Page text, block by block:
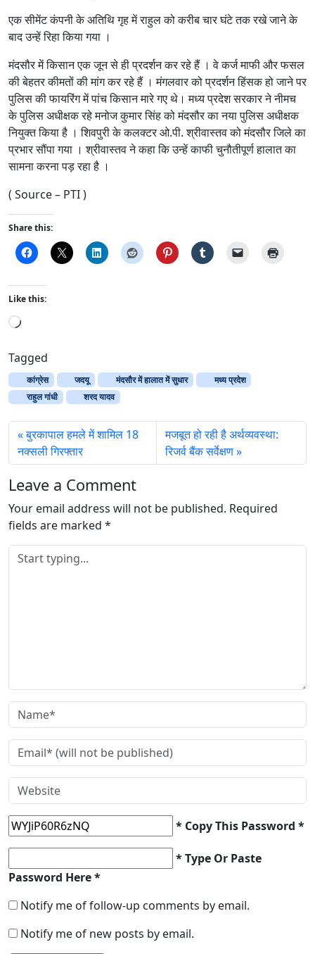
एक सीमेंट कंपनी के अतिथि गृह में राहुल को करीब चार घंटे तक रखे जाने के
बाद उन्हें रिहा किया गया ।
मंदसौर में किसान एक जून से ही प्रदर्शन कर रहे हैं । वे कर्ज माफी और फसल
की बेहतर कीमतों की मांग कर रहे हैं । मंगलवार को प्रदर्शन हिंसक हो जाने पर
पुलिस की फायरिंग में पांच किसान मारे गए थे। मध्य प्रदेश सरकार ने नीमच
के पुलिस अधीक्षक रहे मनोज कुमार सिंह को मंदसौर का नया पुलिस अधीक्षक
नियुक्त किया है । शिवपुरी के कलक्टर ओ.पी. श्रीवास्तव को मंदसौर जिले का
प्रभार सौंपा गया । श्रीवास्तव ने कहा कि उन्हें काफी चुनौतीपूर्ण हालात का
सामना करना पड़ रहा है ।
( Source – PTI )
Share this:
Like this:
L
a
d
i
n
g
…
Tagged
कांग्रेस जदयू मंदसौर में हालात में सुधार
मध्य प्रदेश
राहुल गांधी
शरद यादव
बुरकापाल हमले में शामिल 18
नक्सली गिरफ्तार
मजबूत हो रही है अर्थव्यवस्था:
रिजर्व बैंक सर्वेक्षण
Leave a Comment
Your email address will not be published. Required
fields are marked *
* Copy This Password *
* Type Or Paste
Password Here *
Notify me of follow-up comments by email.
Notify me of new posts by email.